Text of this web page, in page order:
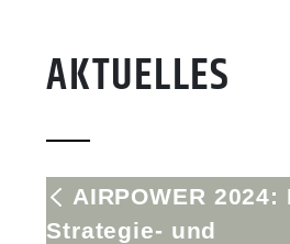
AKTUELLES
AIRPOWER
Strategie- und